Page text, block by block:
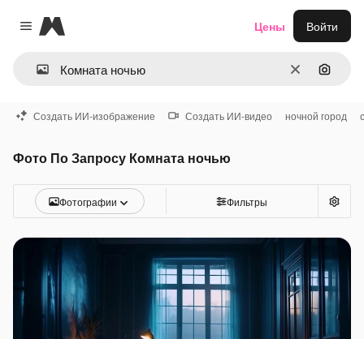
Close menu
Magnific
ОчиститьПоиск
Цены Войти
Создать ИИ-изображение Создать ИИ-видео ночной город
Фото По Запросу Комната ночью
Фотографии Фильтры